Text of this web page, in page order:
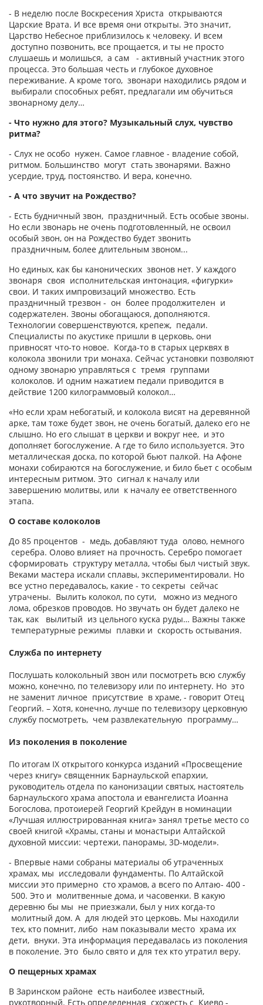
- В неделю после Воскресения Христа открываются
Царские Врата. И все время они открыты. Это значит,
Царство Небесное приблизилось к человеку. И всем
доступно позвонить, все прощается, и ты не просто
слушаешь и молишься, а сам - активный участник этого
процесса. Это большая честь и глубокое духовное
переживание. А кроме того, звонари находились рядом и
выбирали способных ребят, предлагали им обучиться
звонарному делу…
- Что нужно для этого? Музыкальный слух, чувство
ритма?
- Слух не особо нужен. Самое главное - владение собой,
ритмом. Большинство могут стать звонарями. Важно
усердие, труд, постоянство. И вера, конечно.
- А что звучит на Рождество?
- Есть будничный звон, праздничный. Есть особые звоны.
Но если звонарь не очень подготовленный, не освоил
особый звон, он на Рождество будет звонить
праздничным, более длительным звоном...
Но единых, как бы канонических звонов нет. У каждого
звонаря своя исполнительская интонация, «фигурки»
свои. И таких импровизаций множество. Есть
праздничный трезвон - он более продолжителен и
содержателен. Звоны обогащаюся, дополняются.
Технологии совершенствуются, крепеж, педали.
Специалисты по акустике пришли в церковь, они
привносят что-то новое. Когда-то в старых церквях в
колокола звонили три монаха. Сейчас установки позволяют
одному звонарю управляться с тремя группами
колоколов. И одним нажатием педали приводится в
действие 1200 килограммовый колокол…
«Но если храм небогатый, и колокола висят на деревянной
арке, там тоже будет звон, не очень богатый, далеко его не
слышно. Но его слышат в церкви и вокруг нее, и это
дополняет богослужение. А где то било используется. Это
металлическая доска, по которой бьют палкой. На Афоне
монахи собираются на богослужение, и било бьет с особым
интересным ритмом. Это сигнал к началу или
завершению молитвы, или к началу ее ответственного
этапа.
О составе колоколов
До 85 процентов - медь, добавляют туда олово, немного
серебра. Олово влияет на прочность. Серебро помогает
сформировать структуру металла, чтобы был чистый звук.
Веками мастера искали сплавы, экспериментировали. Но
все устно передавалось, какие - то секреты сейчас
утрачены. Вылить колокол, по сути, можно из медного
лома, обрезков проводов. Но звучать он будет далеко не
так, как вылитый из цельного куска руды… Важны также
температурные режимы плавки и скорость остывания.
Служба по интернету
Послушать колокольный звон или посмотреть всю службу
можно, конечно, по телевизору или по интернету. Но это
не заменит личное присутствие в храме, - говорит Отец
Георгий. – Хотя, конечно, лучше по телевизору церковную
службу посмотреть, чем развлекательную программу…
Из поколения в поколение
По итогам IX открытого конкурса изданий «Просвещение
через книгу» священник Барнаульской епархии,
руководитель отдела по канонизации святых, настоятель
барнаульского храма апостола и евангелиста Иоанна
Богослова, протоиерей Георгий Крейдун в номинации
«Лучшая иллюстрированная книга» занял третье место со
своей книгой «Храмы, станы и монастыри Алтайской
духовной миссии: чертежи, панорамы, 3D-модели».
- Впервые нами собраны материалы об утраченных
храмах, мы исследовали фундаменты. По Алтайской
миссии это примерно сто храмов, а всего по Алтаю- 400 -
500. Это и молитвенные дома, и часовенки. В какую
деревню бы мы не приезжали, был у них когда-то
молитный дом. А для людей это церковь. Мы находили
тех, кто помнит, либо нам показывали место храма их
дети, внуки. Эта информация передавалась из поколения
в поколение. Это было свято и для тех кто утратил веру.
О пещерных храмах
В Заринском районе есть наиболее известный,
рукотворный. Есть определенная схожесть с Киево -